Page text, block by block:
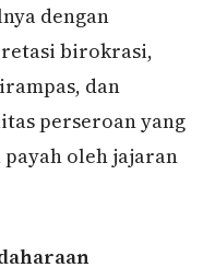
dengan
birokrasi,
dan
perseroan yang
oleh jajaran